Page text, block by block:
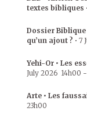
textes bibliques •
Dossier Biblique
qu’un ajout ? • 7
Yehi-Or • Les
July 2026 14h00 -
Arte • Les
23h00